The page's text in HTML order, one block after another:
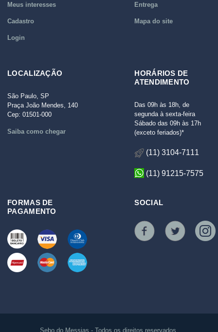
Meus interesses
Cadastro
Login
Entrega
Mapa do site
LOCALIZAÇÃO
São Paulo, SP
Praça João Mendes, 140
Cep: 01501-000
Saiba como chegar
HORÁRIOS DE
ATENDIMENTO
Das 09h às 18h, de
segunda à sexta-feira
Sábado das 09h às 17h
(exceto feriados)*
(11) 3104-7111
(11) 91215-7575
FORMAS DE
PAGAMENTO
SOCIAL
Sebo do Messias - Todos os direitos reservados.